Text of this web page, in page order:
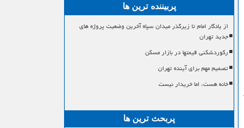
پربیننده ترین ها
از یادگار امام تا زیرگذر میدان سپاه آخرین وضعیت پروژه های
جدید تهران
رکوردشکنی قیمتها در بازار مسکن
تصمیم مهم برای آینده تهران
خانه هست، اما خریدار نیست
پربحث ترین ها